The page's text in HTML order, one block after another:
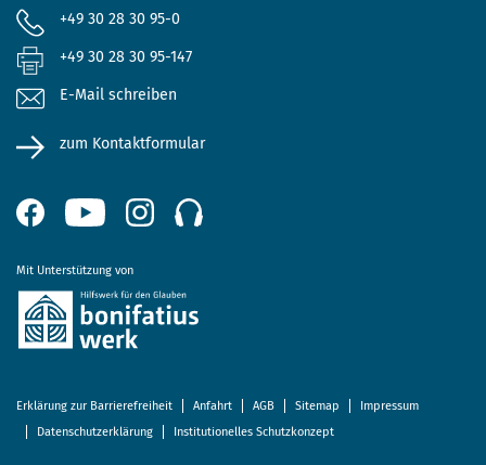
+49 30 28 30 95-0
+49 30 28 30 95-147
E-Mail schreiben
zum Kontaktformular
Mit Unterstützung von
Erklärung zur Barrierefreiheit Anfahrt AGB Sitemap
Impressum
Datenschutzerklärung
Institutionelles Schutzkonzept